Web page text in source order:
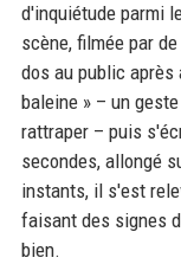
d'inquiétude parmi
scène, filmée par
dos au public après
baleine » – un
rattraper – puis
secondes, allongé
instants, il s'est
faisant des signes
bien.